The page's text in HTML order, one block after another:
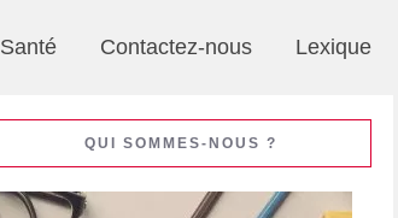
Santé Contactez-nous Lexique
QUI SOMMES-NOUS ?